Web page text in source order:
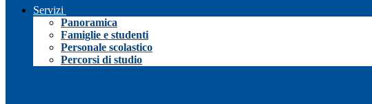
Servizi
Panoramica
Famiglie e studenti
Personale scolastico
Percorsi di studio